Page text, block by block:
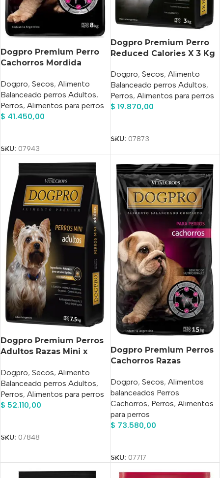
Dogpro Premium Perro
Cachorros Mordida
Dogpro, Secos, Alimento
Balanceado perros Adultos,
Perros, Alimentos para perros
$ 41.450,00
SKU: 07943
Dogpro Premium Perro
Reduced Calories X 3 Kg
Dogpro, Secos, Alimento
Balanceado perros Adultos,
Perros, Alimentos para perros
$ 19.870,00
SKU: 07873
Dogpro Premium Perros
Adultos Razas Mini x
Dogpro, Secos, Alimento
Balanceado perros Adultos,
Perros, Alimentos para perros
$ 52.110,00
SKU: 07848
Dogpro Premium Perros
Cachorros Razas
15kg
Dogpro, Secos, Alimentos
balanceados Perros
Cachorros, Perros, Alimentos
para perros
$ 73.580,00
SKU: 07717